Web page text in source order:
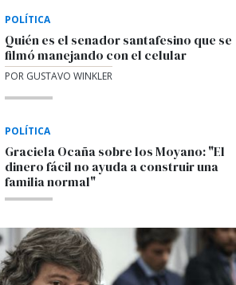
POLÍTICA
Quién es el senador santafesino que se
filmó manejando con el celular
POR GUSTAVO WINKLER
POLÍTICA
Graciela Ocaña sobre los Moyano: "El
dinero fácil no ayuda a construir una
familia normal"